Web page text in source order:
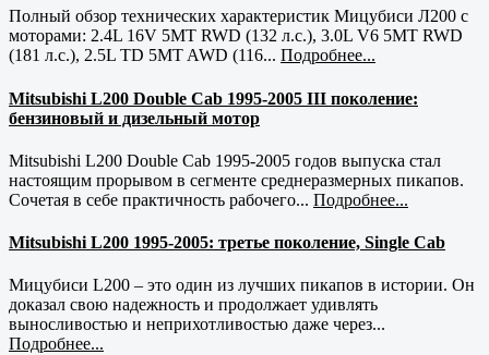
Полный обзор технических характеристик Мицубиси Л200 с
моторами: 2.4L 16V 5MT RWD (132 л.с.), 3.0L V6 5MT RWD
(181 л.с.), 2.5L TD 5MT AWD (116... Подробнее...
Mitsubishi L200 Double Cab 1995-2005 III поколение:
бензиновый и дизельный мотор
Mitsubishi L200 Double Cab 1995-2005 годов выпуска стал
настоящим прорывом в сегменте среднеразмерных пикапов.
Сочетая в себе практичность рабочего... Подробнее...
Mitsubishi L200 1995-2005: третье поколение, Single Cab
Мицубиси L200 – это один из лучших пикапов в истории. Он
доказал свою надежность и продолжает удивлять
выносливостью и неприхотливостью даже через...
Подробнее...